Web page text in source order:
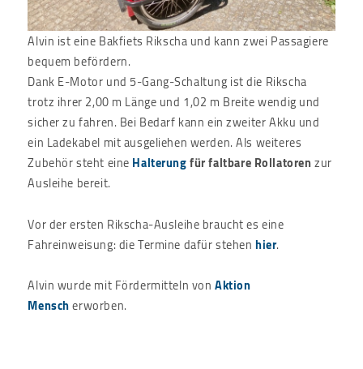
Alvin ist eine Bakfiets Rikscha und kann zwei Passagiere
bequem befördern.
Dank E-Motor und 5-Gang-Schaltung ist die Rikscha
trotz ihrer 2,00 m Länge und 1,02 m Breite wendig und
sicher zu fahren. Bei Bedarf kann ein zweiter Akku und
ein Ladekabel mit ausgeliehen werden. Als weiteres
Zubehör steht eineHalterungfür faltbare Rollatorenzur
Ausleihe bereit.
Vor der ersten Rikscha-Ausleihe braucht es eine
Fahreinweisung: die Termine dafür stehenhier.
Alvin wurde mit Fördermitteln vonAktion
Menscherworben.